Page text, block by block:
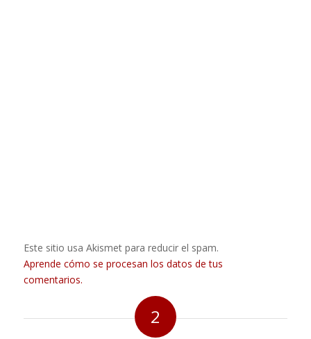
Este sitio usa Akismet para reducir el spam.
Aprende cómo se procesan los datos de tus
comentarios.
2